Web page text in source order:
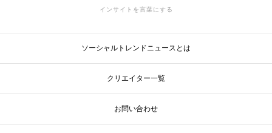
インサイトを言葉にする
ソーシャルトレンドニュースとは
クリエイター一覧
お問い合わせ